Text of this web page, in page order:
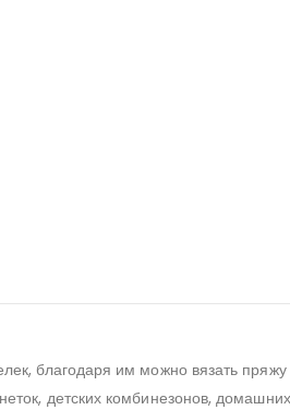
благодаря им можно вязать
детских комбинезонов,